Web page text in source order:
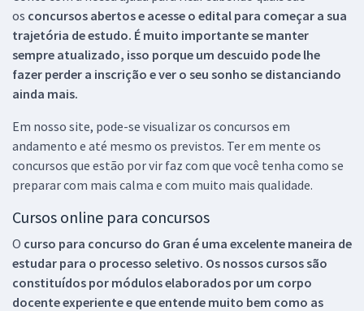
os concursos abertos e acesse o edital para começar a sua
trajetória de estudo. É muito importante se manter
sempre atualizado, isso porque um descuido pode lhe
fazer perder a inscrição e ver o seu sonho se distanciando
ainda mais.
Em nosso site, pode-se visualizar os concursos em
andamento e até mesmo os previstos. Ter em mente os
concursos que estão por vir faz com que você tenha como se
preparar com mais calma e com muito mais qualidade.
Cursos online para concursos
O curso para concurso do Gran é uma excelente maneira de
estudar para o processo seletivo. Os nossos cursos são
constituídos por módulos elaborados por um corpo
docente experiente e que entende muito bem como as